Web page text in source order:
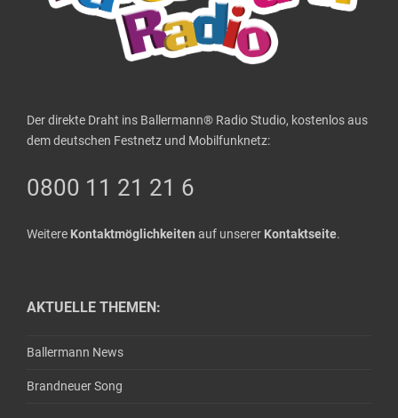
Der direkte Draht ins Ballermann® Radio Studio, kostenlos aus
dem deutschen Festnetz und Mobilfunknetz:
0800 11 21 21 6
Weitere Kontaktmöglichkeiten auf unserer Kontaktseite.
AKTUELLE THEMEN:
Ballermann News
Brandneuer Song